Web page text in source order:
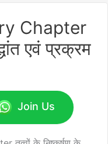
Chapter
एवं प्रक्रम
Join Us